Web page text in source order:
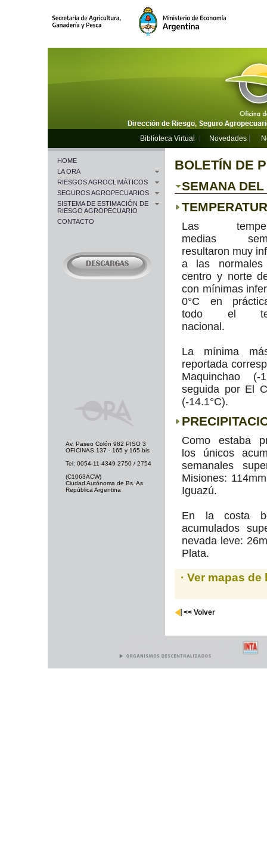
Biblioteca Virtual Novedades
HOME
LA ORA
RIESGOS AGROCLIMÁTICOS
SEGUROS AGROPECUARIOS
SISTEMA DE ESTIMACIÓN DE
RIESGO AGROPECUARIO
CONTACTO
BOLETÍN DE
SEMANA
Las
medias
resultaron muy
a las
centro y norte
con mínimas
0°C en
todo el
nacional.
La mínima
reportada
Maquinchao (-
seguida por El
(-14.1°C).
Como estaba
los únicos
semanales
Misiones:
Iguazú.
En la costa
acumulados
nevada leve:
Plata.
· Ver mapas
<< Volver
Av. Paseo Colón 982 PISO 3
OFICINAS 137 - 165 y 165 bis
Tel: 0054-11-4349-2750 / 2754
(C1063ACW)
Ciudad Autónoma de Bs. As.
República Argentina